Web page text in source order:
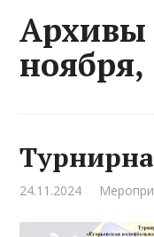
Архивы
ноября,
24.11.2024